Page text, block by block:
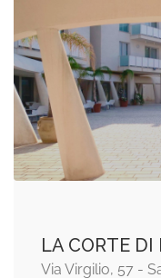
LA CORTE DI
Via Virgilio, 57 -